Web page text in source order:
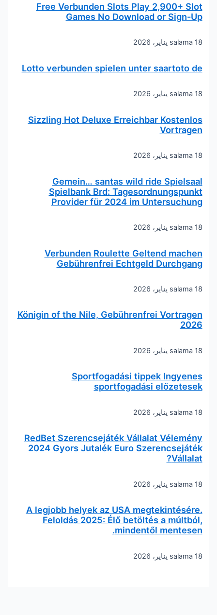
Free Verbunden Slots Play 2,900+ Slot
Games No Download or Sign-Up
salama 18 يناير، 2026
Lotto verbunden spielen unter saartoto de
salama 18 يناير، 2026
Sizzling Hot Deluxe Erreichbar Kostenlos
Vortragen
salama 18 يناير، 2026
Gemein… santas wild ride Spielsaal
Spielbank Brd: Tagesordnungspunkt
Provider für 2024 im Untersuchung
salama 18 يناير، 2026
Verbunden Roulette Geltend machen
Gebührenfrei Echtgeld Durchgang
salama 18 يناير، 2026
Königin of the Nile, Gebührenfrei Vortragen
2026
salama 18 يناير، 2026
Sportfogadási tippek Ingyenes
sportfogadási előzetesek
salama 18 يناير، 2026
RedBet Szerencsejáték Vállalat Vélemény
2024 Gyors Jutalék Euro Szerencsejáték
Vállalat?
salama 18 يناير، 2026
A legjobb helyek az USA megtekintésére.
Feloldás 2025: Élő betöltés a múltból,
mindentől mentesen.
salama 18 يناير، 2026